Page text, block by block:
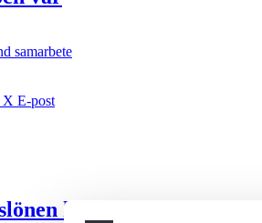
samarbete
X E-post
höjs med 2 300 kronor